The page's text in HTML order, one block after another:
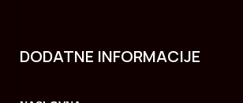
DODATNE INFORMACIJE